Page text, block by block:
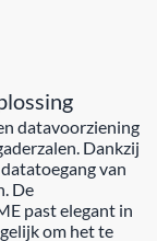
datavoorziening
Dankzij
van
De
past elegant in
om het te